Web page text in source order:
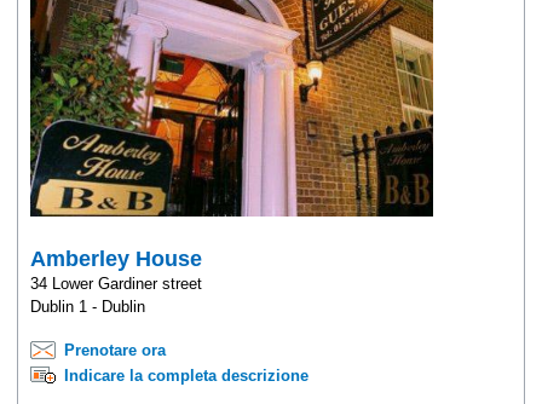
Amberley House
34 Lower Gardiner street
Dublin 1 - Dublin
Prenotare ora
Indicare la completa descrizione